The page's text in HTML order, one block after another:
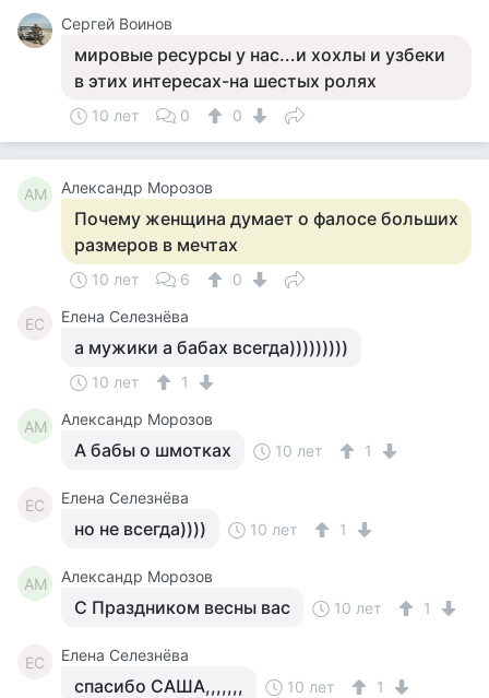
Сергей Воинов
мировые ресурсы у нас...и хохлы и узбеки
в этих интересах-на шестых ролях
10 лет 0 0
АМ Александр Морозов
Почему женщина думает о фалосе больших
размеров в мечтах
10 лет 6 0
ЕС Елена Селезнёва
а мужики а бабах всегда)))))))))
10 лет 1
АМ Александр Морозов
А бабы о шмотках 10 лет 1
ЕС Елена Селезнёва
но не всегда)))) 10 лет 1
АМ Александр Морозов
С Праздником весны вас 10 лет 1
ЕС Елена Селезнёва
спасибо САША,,,,,,, 10 лет 1